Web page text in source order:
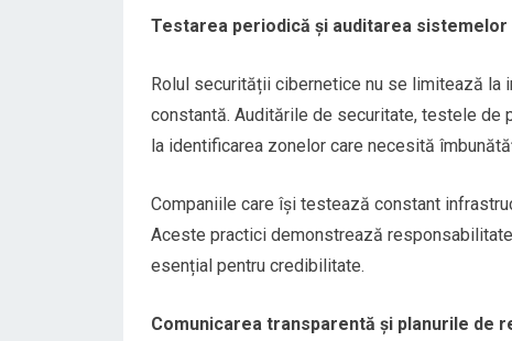
Testarea periodică și auditarea
Rolul securității cibernetice nu se limitează la
constantă. Auditările de securitate, testele de
la identificarea zonelor care necesită
Companiile care își testează constant
Aceste practici demonstrează
esențial pentru credibilitate.
Comunicarea transparentă și planurile de